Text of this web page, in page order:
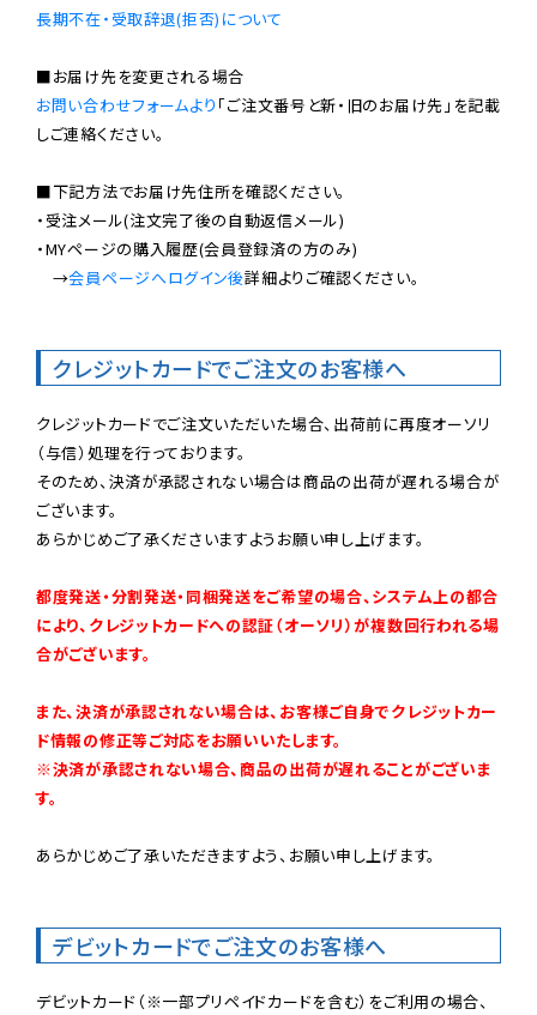
長期不在・受取辞退(拒否)について
お問い合わせフォームより 「ご注文番号と新・旧のお届け先」を記載
しご連絡ください。
■下記方法でお届け先住所を確認ください。
・受注メール(注文完了後の自動返信メール)
・MYページの購入履歴(会員登録済の方のみ)
→会員ページへログイン後詳細よりご確認ください。
クレジットカードでご注文のお客様へ
クレジットカードでご注文いただいた場合、出荷前に再度オーソリ
（与信）処理を行っております。
そのため、決済が承認されない場合は商品の出荷が遅れる場合が
ございます。
あらかじめご了承くださいますようお願い申し上げます。
都度発送・分割発送・同梱発送をご希望の場合、システム上の都合
により、クレジットカードへの認証（オーソリ）が複数回行われる場
合がございます。
また、決済が承認されない場合は、お客様ご自身でクレジットカー
ド情報の修正等ご対応をお願いいたします。
※決済が承認されない場合、商品の出荷が遅れることがございま
す。
あらかじめご了承いただきますよう、お願い申し上げます。
デビットカードでご注文のお客様へ
デビットカード（※一部プリペイドカードを含む）をご利用の場合、